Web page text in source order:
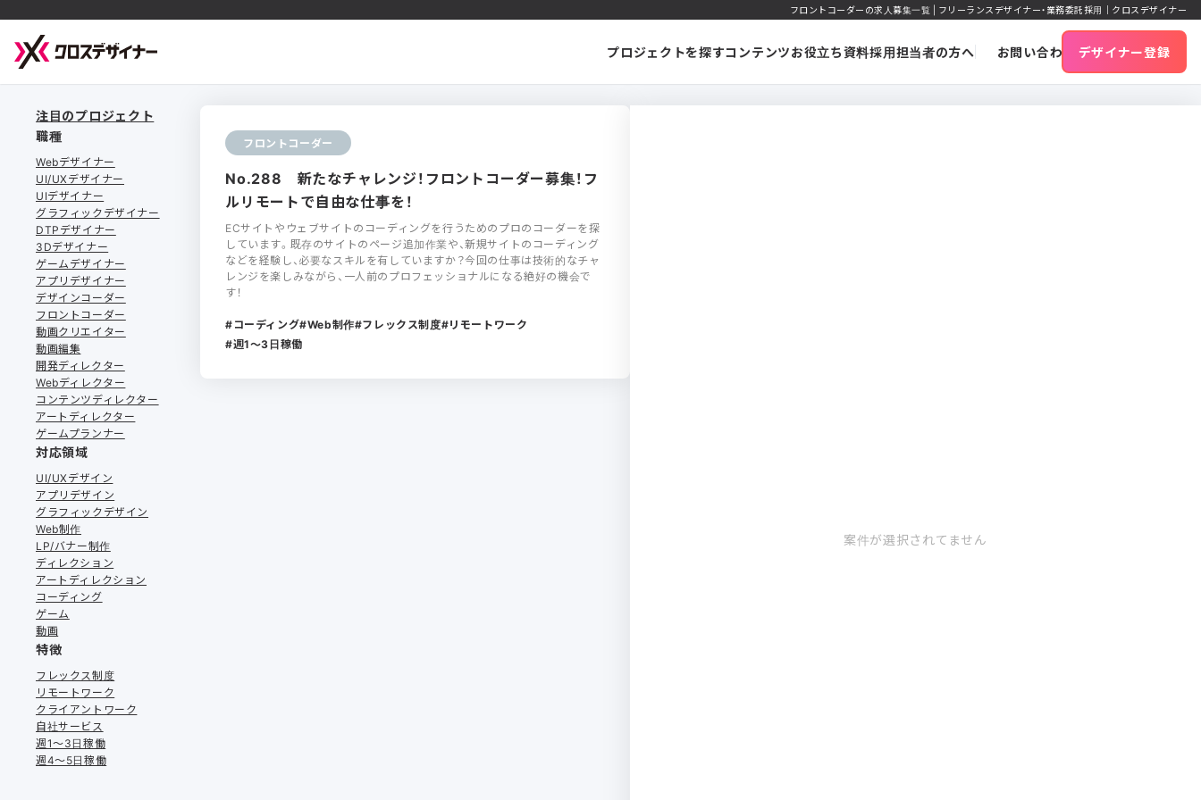
フロントコーダーの求人募集一覧 | フリーランスデザイナー・業務委託採用｜クロスデザイナー
プロジェクトを探すコンテンツお役立ち資料採用担当者の方へ お問い合わせ デザイナー登録
注目のプロジェクト
職種
Webデザイナー
UI/UXデザイナー
UIデザイナー
グラフィックデザイナー
DTPデザイナー
3Dデザイナー
ゲームデザイナー
アプリデザイナー
デザインコーダー
フロントコーダー
動画クリエイター
動画編集
開発ディレクター
Webディレクター
コンテンツディレクター
アートディレクター
ゲームプランナー
対応領域
UI/UXデザイン
アプリデザイン
グラフィックデザイン
Web制作
LP/バナー制作
ディレクション
アートディレクション
コーディング
ゲーム
動画
特徴
フレックス制度
リモートワーク
クライアントワーク
自社サービス
週1〜3日稼働
週4〜5日稼働
フロントコーダー
No.288 新たなチャレンジ！フロントコーダー募集！フ
ルリモートで自由な仕事を！
ECサイトやウェブサイトのコーディングを行うためのプロのコーダーを探
しています。既存のサイトのページ追加作業や、新規サイトのコーディング
などを経験し、必要なスキルを有していますか？今回の仕事は技術的なチャ
レンジを楽しみながら、一人前のプロフェッショナルになる絶好の機会で
す！
コーディング Web制作 フレックス制度
リモートワーク
週1〜3日稼働
案件が選択されてません